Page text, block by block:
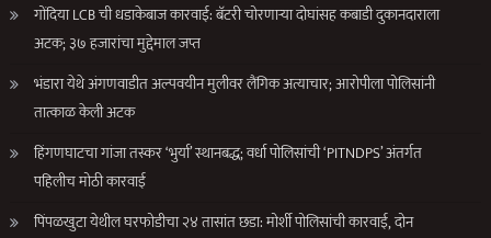
गोंदिया LCB ची धडाकेबाज कारवाई: बॅटरी चोरणाऱ्या दोघांसह कबाडी दुकानदाराला
अटक; ३७ हजारांचा मुद्देमाल जप्त
भंडारा येथे अंगणवाडीत अल्पवयीन मुलीवर लैंगिक अत्याचार; आरोपीला पोलिसांनी
तात्काळ केली अटक
हिंगणघाटचा गांजा तस्कर ‘भुर्या’ स्थानबद्ध; वर्धा पोलिसांची ‘PITNDPS’ अंतर्गत
पहिलीच मोठी कारवाई
पिंपळखुटा येथील घरफोडीचा २४ तासांत छडा: मोर्शी पोलिसांची कारवाई, दोन